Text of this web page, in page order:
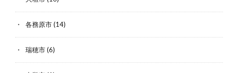
各務原市(14)
瑞穂市(6)